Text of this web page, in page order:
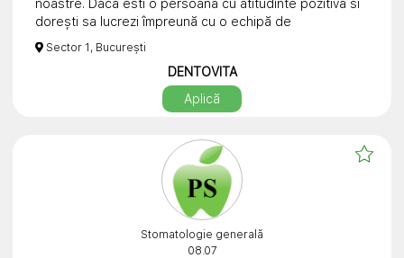
noastre. Dacă esti o persoană cu atitudinte pozitivă si
dorești sa lucrezi împreună cu o echipă de
profesionști, Dentovita este locul perfect pentru tine.
Sector 1, București
DENTOVITA
Aplică
Stomatologie generală
08.07